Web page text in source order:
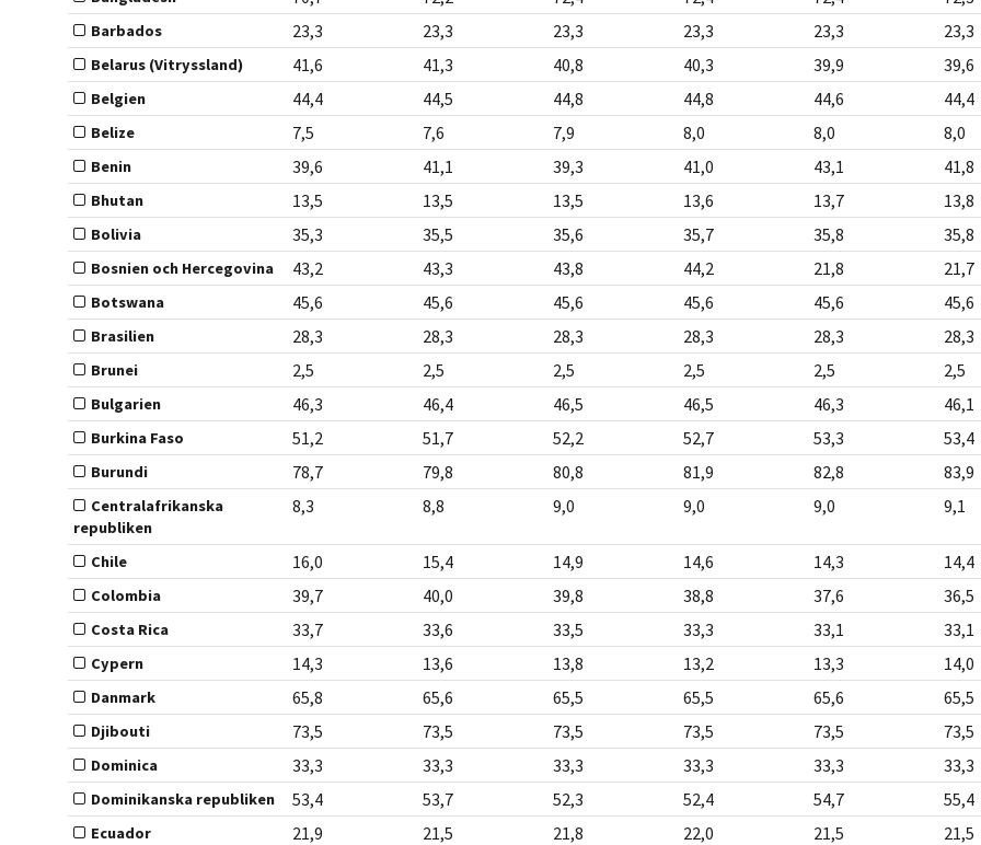
Barbados 23,3 23,3 23,3 23,3 23,3 23,3
Belarus (Vitryssland) 41,6 41,3 40,8 40,3 39,9 39,6
Belgien 44,4 44,5 44,8 44,8 44,6 44,4
Belize 7,5 7,6 7,9 8,0 8,0 8,0
Benin 39,6 41,1 39,3 41,0 43,1 41,8
Bhutan 13,5 13,5 13,5 13,6 13,7 13,8
Bolivia 35,3 35,5 35,6 35,7 35,8 35,8
Bosnien och Hercegovina 43,2 43,3 43,8 44,2 21,8 21,7
Botswana 45,6 45,6 45,6 45,6 45,6 45,6
Brasilien 28,3 28,3 28,3 28,3 28,3 28,3
Brunei 2,5 2,5 2,5 2,5 2,5 2,5
Bulgarien 46,3 46,4 46,5 46,5 46,3 46,1
Burkina Faso 51,2 51,7 52,2 52,7 53,3 53,4
Burundi 78,7 79,8 80,8 81,9 82,8 83,9
Centralafrikanska
republiken
8,3 8,8 9,0 9,0 9,0 9,1
Chile 16,0 15,4 14,9 14,6 14,3 14,4
Colombia 39,7 40,0 39,8 38,8 37,6 36,5
Costa Rica 33,7 33,6 33,5 33,3 33,1 33,1
Cypern 14,3 13,6 13,8 13,2 13,3 14,0
Danmark 65,8 65,6 65,5 65,5 65,6 65,5
Djibouti 73,5 73,5 73,5 73,5 73,5 73,5
Dominica 33,3 33,3 33,3 33,3 33,3 33,3
Dominikanska republiken 53,4 53,7 52,3 52,4 54,7 55,4
Ecuador 21,9 21,5 21,8 22,0 21,5 21,5